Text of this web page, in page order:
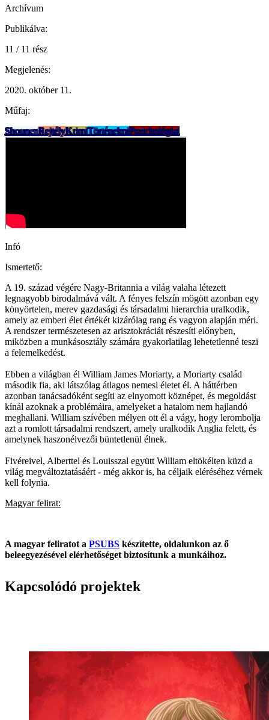
Archívum
Publikálva:
11 / 11 rész
Megjelenés:
2020. október 11.
Műfaj:
ShounenRejtélyKrimiTörténelmiPszichológiai
Infó
Ismertető:
A 19. század végére Nagy-Britannia a világ valaha létezett
legnagyobb birodalmává vált. A fényes felszín mögött azonban egy
könyörtelen, merev gazdasági és társadalmi hierarchia uralkodik,
amely az emberi élet értékét kizárólag rang és vagyon alapján méri.
A rendszer természetesen az arisztokráciát részesíti előnyben,
miközben a munkásosztály számára gyakorlatilag lehetetlenné teszi
a felemelkedést.
Ebben a világban él William James Moriarty, a Moriarty család
második fia, aki látszólag átlagos nemesi életet él. A háttérben
azonban tanácsadóként segíti az elnyomott köznépet, és megoldást
kínál azoknak a problémáira, amelyeket a hatalom nem hajlandó
meghallani. William szívében mélyen ott él a vágy, hogy lerombolja
azt a romlott társadalmi rendszert, amely uralkodik Anglia felett, és
amelynek haszonélvezői büntetlenül élnek.
Fivéreivel, Alberttel és Louisszal együtt William eltökélten küzd a
világ megváltoztatásáért - még akkor is, ha céljaik eléréséhez vérnek
kell folynia.
Magyar felirat:
A magyar feliratot a PSUBS készítette, oldalunkon az ő
beleegyezésével elérhetőséget biztosítunk a munkáihoz.
Kapcsolódó projektek